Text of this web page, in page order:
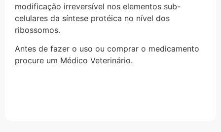
modificação irreversível nos elementos sub-
celulares da síntese protéica no nível dos
ribossomos.
Antes de fazer o uso ou comprar o medicamento
procure um Médico Veterinário.